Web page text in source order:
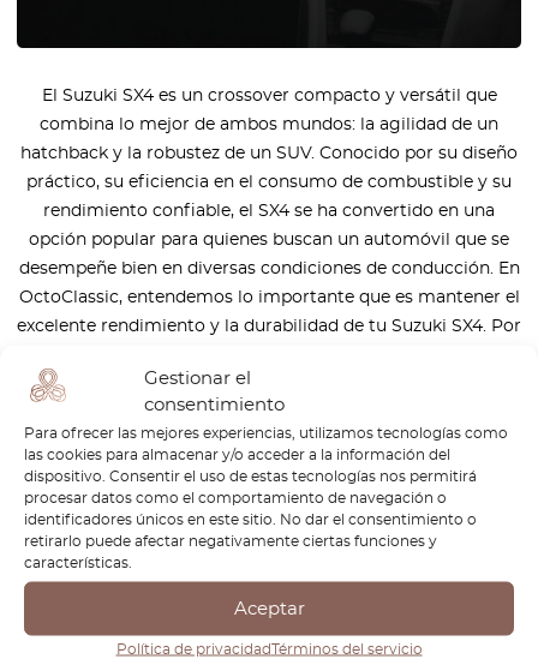
Gestionar el
consentimiento
Para ofrecer las mejores experiencias, utilizamos tecnologías como
las cookies para almacenar y/o acceder a la información del
dispositivo. Consentir el uso de estas tecnologías nos permitirá
procesar datos como el comportamiento de navegación o
identificadores únicos en este sitio. No dar el consentimiento o
retirarlo puede afectar negativamente ciertas funciones y
características.
Aceptar
Política de privacidadTérminos del servicio
El Suzuki SX4 es un crossover compacto y versátil que
combina lo mejor de ambos mundos: la agilidad de un
hatchback y la robustez de un SUV. Conocido por su diseño
práctico, su eficiencia en el consumo de combustible y su
rendimiento confiable, el SX4 se ha convertido en una
opción popular para quienes buscan un automóvil que se
desempeñe bien en diversas condiciones de conducción. En
OctoClassic, entendemos lo importante que es mantener el
excelente rendimiento y la durabilidad de tu Suzuki SX4. Por
calidad diseñados para mantener tu SX4 en perfectas
condiciones. Nuestros repuestos están fabricados con
precisión para garantizar un ajuste perfecto y una larga
durabilidad, para que puedas seguir disfrutando de tu
Suzuki SX4 durante muchos años. Con nuestro
compromiso con la calidad, puedes confiar en OctoClassic
para proporcionarte las mejores piezas para tu Suzuki SX4,
manteniéndolo listo para cualquier carretera.